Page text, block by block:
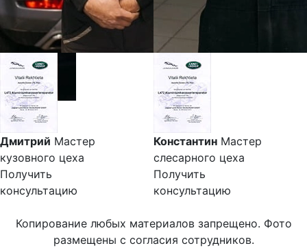
Дмитрий Мастер
кузовного цеха
Получить
консультацию
Константин Мастер
слесарного цеха
Получить
консультацию
Копирование любых материалов запрещено. Фото
размещены с согласия сотрудников.